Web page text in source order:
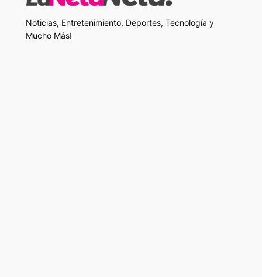
Noticias, Entretenimiento, Deportes, Tecnología y
Mucho Más!